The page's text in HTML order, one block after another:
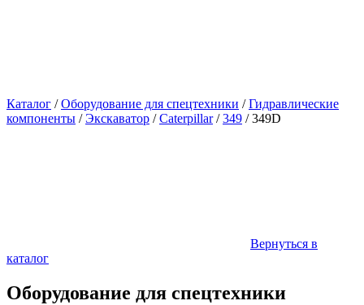
Каталог /Оборудование для спецтехники /Гидравлические
компоненты /Экскаватор /Caterpillar/349 /349D
Вернуться в
каталог
Оборудование для спецтехники